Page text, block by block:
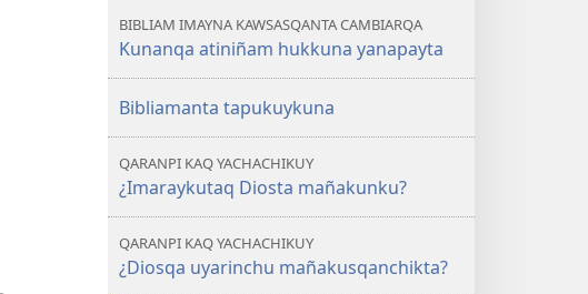
BIBLIAM IMAYNA KAWSASQANTA CAMBIARQA
Kunanqa atiniñam hukkuna yanapayta
Bibliamanta tapukuykuna
QARANPI KAQ YACHACHIKUY
¿Imaraykutaq Diosta mañakunku?
QARANPI KAQ YACHACHIKUY
¿Diosqa uyarinchu mañakusqanchikta?